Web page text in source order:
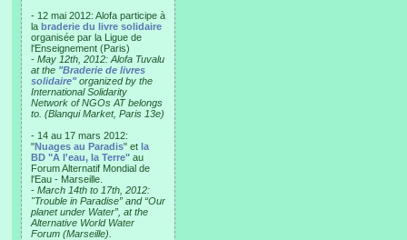
- 12 mai 2012: Alofa participe à
la braderie du livre solidaire
organisée par la Ligue de
l'Enseignement (Paris)
- May 12th, 2012: Alofa Tuvalu
at the "Braderie de livres
solidaire"organized by the
International Solidarity
Network of NGOs AT belongs
to. (Blanqui Market, Paris 13e)
- 14 au 17 mars 2012:
"Nuages au Paradis" et la
BD "A l'eau, la Terre" au
Forum Alternatif Mondial de
l'Eau - Marseille.
- March 14th to 17th, 2012:
"Trouble in Paradise” and “Our
planet under Water”, at the
Alternative World Water
Forum (Marseille).